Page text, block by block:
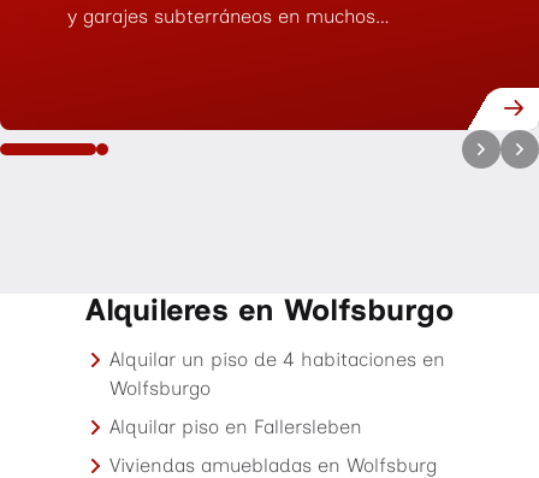
y garajes subterráneos en muchos…
Alquileres en Wolfsburgo
Alquilar un piso de 4 habitaciones en
Wolfsburgo
Alquilar piso en Fallersleben
Viviendas amuebladas en Wolfsburg